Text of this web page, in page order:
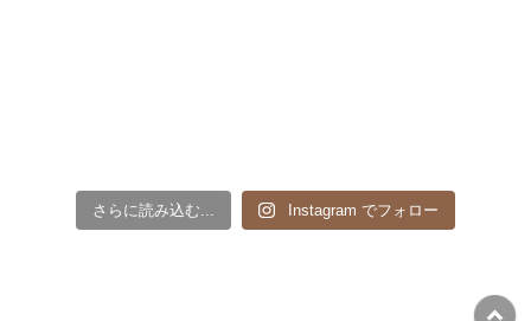
さらに読み込む... Instagram でフォロー